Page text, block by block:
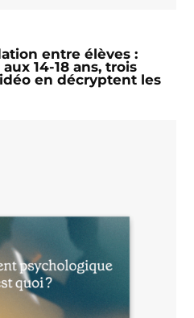
entre élèves :
14-18 ans, trois
en décryptent les